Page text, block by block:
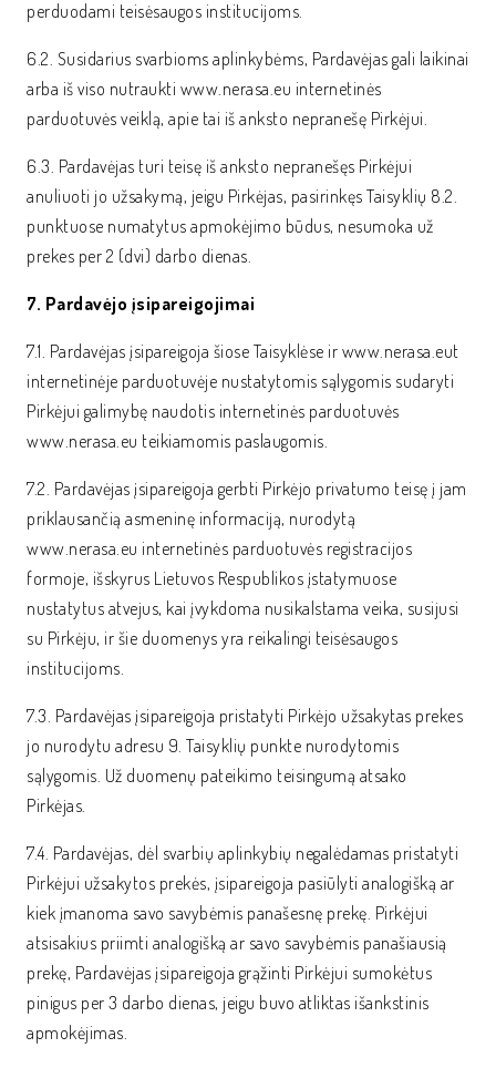
perduodami teisėsaugos institucijoms.
6.2. Susidarius svarbioms aplinkybėms, Pardavėjas gali laikinai
arba iš viso nutraukti www.nerasa.eu internetinės
parduotuvės veiklą, apie tai iš anksto nepranešę Pirkėjui.
6.3. Pardavėjas turi teisę iš anksto nepranešęs Pirkėjui
anuliuoti jo užsakymą, jeigu Pirkėjas, pasirinkęs Taisyklių 8.2.
punktuose numatytus apmokėjimo būdus, nesumoka už
prekes per 2 (dvi) darbo dienas.
7. Pardavėjo įsipareigojimai
7.1. Pardavėjas įsipareigoja šiose Taisyklėse ir www.nerasa.eut
internetinėje parduotuvėje nustatytomis sąlygomis sudaryti
Pirkėjui galimybę naudotis internetinės parduotuvės
www.nerasa.eu teikiamomis paslaugomis.
7.2. Pardavėjas įsipareigoja gerbti Pirkėjo privatumo teisę į jam
priklausančią asmeninę informaciją, nurodytą
www.nerasa.eu internetinės parduotuvės registracijos
formoje, išskyrus Lietuvos Respublikos įstatymuose
nustatytus atvejus, kai įvykdoma nusikalstama veika, susijusi
su Pirkėju, ir šie duomenys yra reikalingi teisėsaugos
institucijoms.
7.3. Pardavėjas įsipareigoja pristatyti Pirkėjo užsakytas prekes
jo nurodytu adresu 9. Taisyklių punkte nurodytomis
sąlygomis. Už duomenų pateikimo teisingumą atsako
Pirkėjas.
7.4. Pardavėjas, dėl svarbių aplinkybių negalėdamas pristatyti
Pirkėjui užsakytos prekės, įsipareigoja pasiūlyti analogišką ar
kiek įmanoma savo savybėmis panašesnę prekę. Pirkėjui
atsisakius priimti analogišką ar savo savybėmis panašiausią
prekę, Pardavėjas įsipareigoja grąžinti Pirkėjui sumokėtus
pinigus per 3 darbo dienas, jeigu buvo atliktas išankstinis
apmokėjimas.